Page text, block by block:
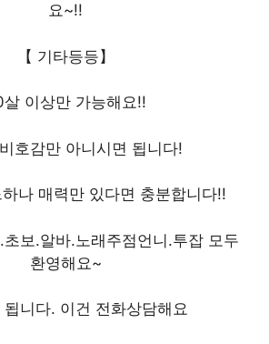
요~!!
【 기타등등】
살 이상만 가능해요!!
호감만 아니시면 됩니다!
나 매력만 있다면 충분합니다!!
보.알바.노래주점언니.투잡 모두
환영해요~
됩니다. 이건 전화상담해요